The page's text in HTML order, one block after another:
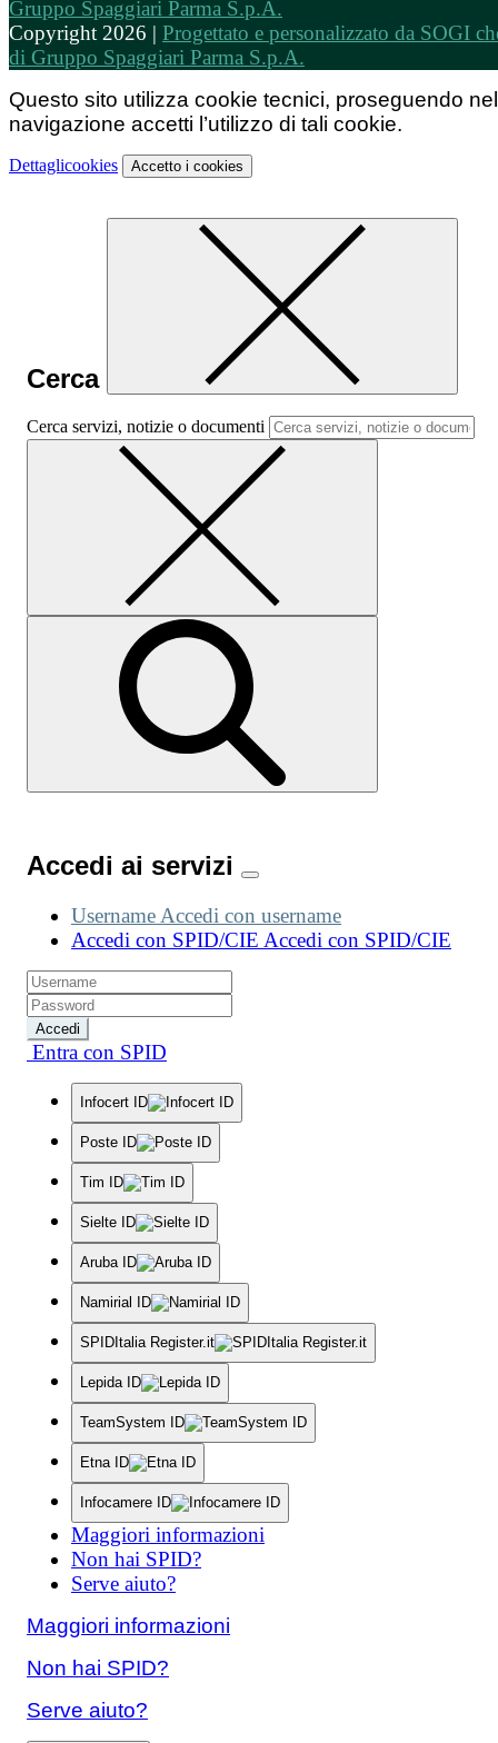
Copyright 2026 | Progettato e personalizzato da SOGI
di Gruppo Spaggiari Parma S.p.A.
Questo sito utilizza cookie tecnici, proseguendo
navigazione accetti l’utilizzo di tali cookie.
Dettaglicookies Accetto i cookies
Cerca
Cerca servizi, notizie o documenti
Accedi ai servizi
UsernameAccedi con username
Accedi con SPID/CIE Accedi con SPID/CIE
Accedi
Entra con SPID
Infocert ID
Poste ID
Tim ID
Sielte ID
Aruba ID
Namirial ID
SPIDItalia Register.it
Lepida ID
TeamSystem ID
Etna ID
Infocamere ID
Maggiori informazioni
Non hai SPID?
Serve aiuto?
Maggiori informazioni
Non hai SPID?
Serve aiuto?